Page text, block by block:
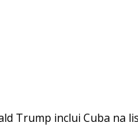
Trump inclui Cuba na